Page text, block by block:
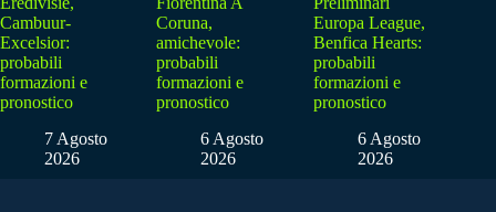
Cambuur-
Excelsior:
probabili
formazioni e
pronostico
7 Agosto
2026
Coruna,
amichevole:
probabili
formazioni e
pronostico
6 Agosto
2026
Europa League,
Benfica Hearts:
probabili
formazioni e
pronostico
6 Agosto
2026